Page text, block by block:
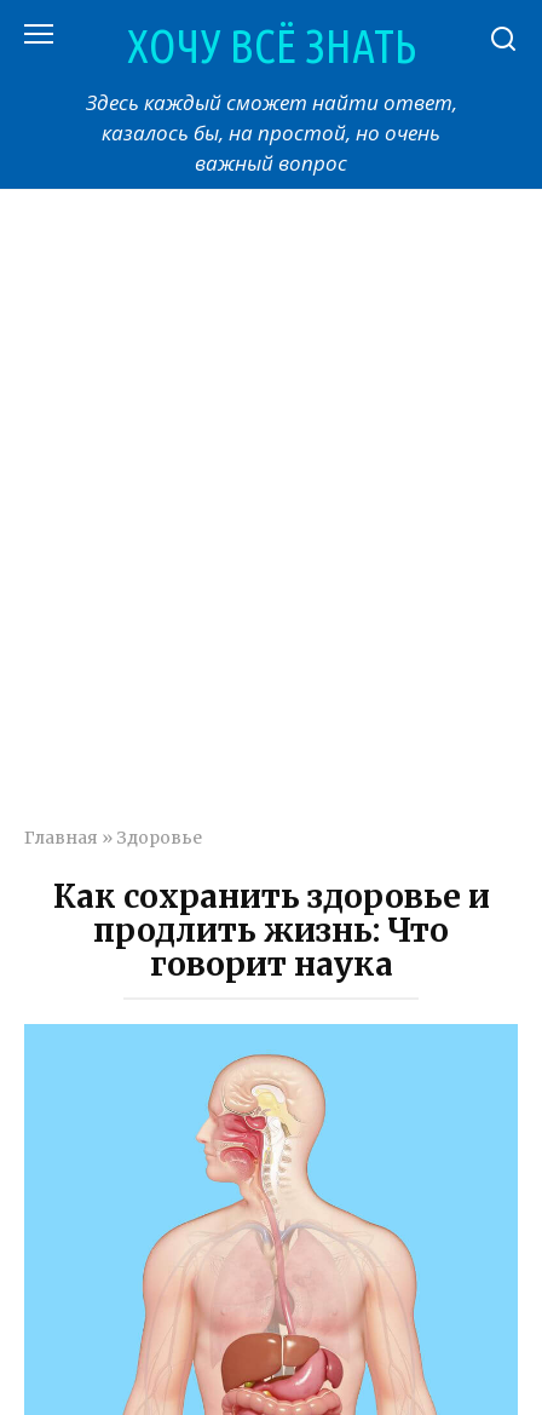
ХОЧУ ВСЁ ЗНАТЬ
Здесь каждый сможет найти ответ,
казалось бы, на простой, но очень
важный вопрос
Главная » Здоровье
Как сохранить здоровье и
продлить жизнь: Что
говорит наука